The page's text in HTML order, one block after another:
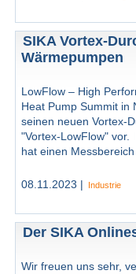
SIKA Vortex-
Wärmepumpen
LowFlow – High
Heat Pump Summit in
seinen neuen Vortex-
"Vortex-LowFlow"
hat einen
08.11.2023 | Industrie
Der SIKA
Wir freuen uns sehr,